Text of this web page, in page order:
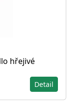
hřejivé
Detail